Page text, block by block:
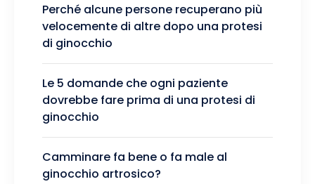
Perché alcune persone recuperano più
velocemente di altre dopo una protesi
di ginocchio
Le 5 domande che ogni paziente
dovrebbe fare prima di una protesi di
ginocchio
Camminare fa bene o fa male al
ginocchio artrosico?